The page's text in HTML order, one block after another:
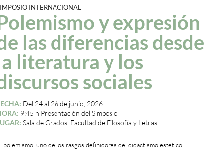
INTERNACIONAL
y expresión
las diferencias desde
literatura y los
sociales
Del 24 al 26 de junio, 2026
9:45 h Presentación del Simposio
Sala de Grados, Facultad de Filosofía y Letras
polemismo, uno de los rasgos definidores del didactismo estético,